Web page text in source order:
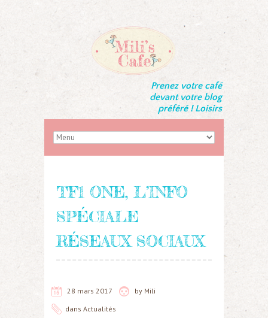
Prenez votre café
devant votre blog
préféré ! Loisirs
TF1 ONE, L’INFO
SPÉCIALE
RÉSEAUX SOCIAUX
28 mars 2017 by Mili
dans Actualités